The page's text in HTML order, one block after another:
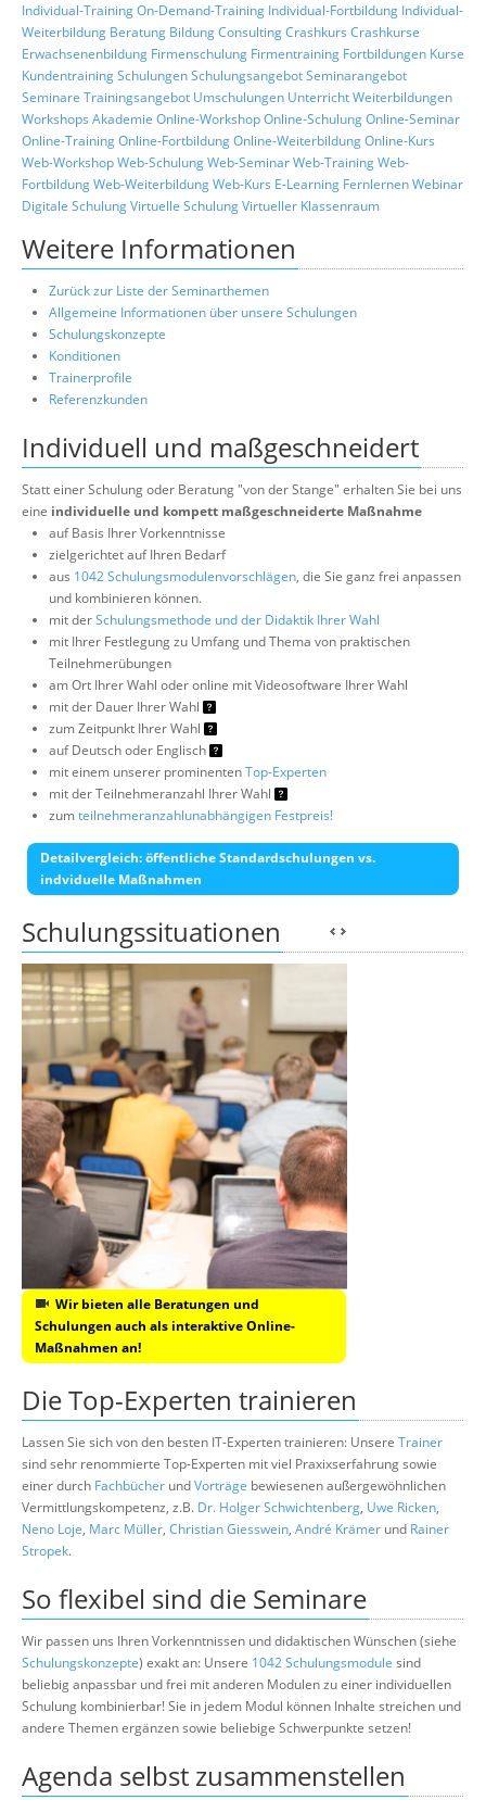
Individual-TrainingOn-Demand-Training Individual-Fortbildung Individual-
Weiterbildung Beratung BildungConsultingCrashkurs Crashkurse
Erwachsenenbildung Firmenschulung Firmentraining Fortbildungen Kurse
KundentrainingSchulungenSchulungsangebotSeminarangebot
Seminare Trainingsangebot Umschulungen UnterrichtWeiterbildungen
Workshops Akademie Online-WorkshopOnline-SchulungOnline-Seminar
Online-TrainingOnline-FortbildungOnline-WeiterbildungOnline-Kurs
Web-WorkshopWeb-SchulungWeb-SeminarWeb-TrainingWeb-
FortbildungWeb-WeiterbildungWeb-Kurs E-Learning FernlernenWebinar
Digitale SchulungVirtuelle SchulungVirtueller Klassenraum
Weitere Informationen
Zurück zur Liste der Seminarthemen
Allgemeine Informationen über unsere Schulungen
Schulungskonzepte
Konditionen
Trainerprofile
Referenzkunden
Individuell und maßgeschneidert
Statt einer Schulung oder Beratung "von der Stange" erhalten Sie bei uns
eine individuelle und kompett maßgeschneiderte Maßnahme
auf Basis Ihrer Vorkenntnisse
zielgerichtet auf Ihren Bedarf
aus 1042 Schulungsmodulenvorschlägen, die Sie ganz frei anpassen
und kombinieren können.
mit derSchulungsmethode und der Didaktik Ihrer Wahl
mit Ihrer Festlegung zu Umfang und Thema von praktischen
Teilnehmerübungen
am Ort Ihrer Wahl oder online mit Videosoftware Ihrer Wahl
mit der Dauer Ihrer Wahl
zum Zeitpunkt Ihrer Wahl
auf Deutsch oder Englisch
mit einem unserer prominentenTop-Experten
mit der Teilnehmeranzahl Ihrer Wahl
zumteilnehmeranzahlunabhängigen Festpreis!
Detailvergleich: öffentliche Standardschulungen vs.
indviduelle Maßnahmen
Schulungssituationen
Wir bieten alle Beratungen und
Schulungen auch als interaktive Online-
Maßnahmen an!
Die Top-Experten trainieren
Lassen Sie sich von den besten IT-Experten trainieren: Unsere Trainer
sind sehr renommierte Top-Experten mit viel Praxixserfahrung sowie
einer durch Fachbücher undVorträge bewiesenen außergewöhnlichen
Vermittlungskompetenz, z.B. Dr. Holger Schwichtenberg, Uwe Ricken,
Neno Loje, Marc Müller, Christian Giesswein, André Krämer und Rainer
Stropek.
So flexibel sind die Seminare
Wir passen uns Ihren Vorkenntnissen und didaktischen Wünschen (siehe
Schulungskonzepte) exakt an: Unsere 1042 Schulungsmodule sind
beliebig anpassbar und frei mit anderen Modulen zu einer individuellen
Schulung kombinierbar! Sie in jedem Modul können Inhalte streichen und
andere Themen ergänzen sowie beliebige Schwerpunkte setzen!
Agenda selbst zusammenstellen